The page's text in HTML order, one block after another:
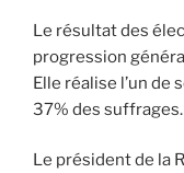
Le résultat des
progression
Elle réalise l’un de
37% des suffrages.
Le président de la